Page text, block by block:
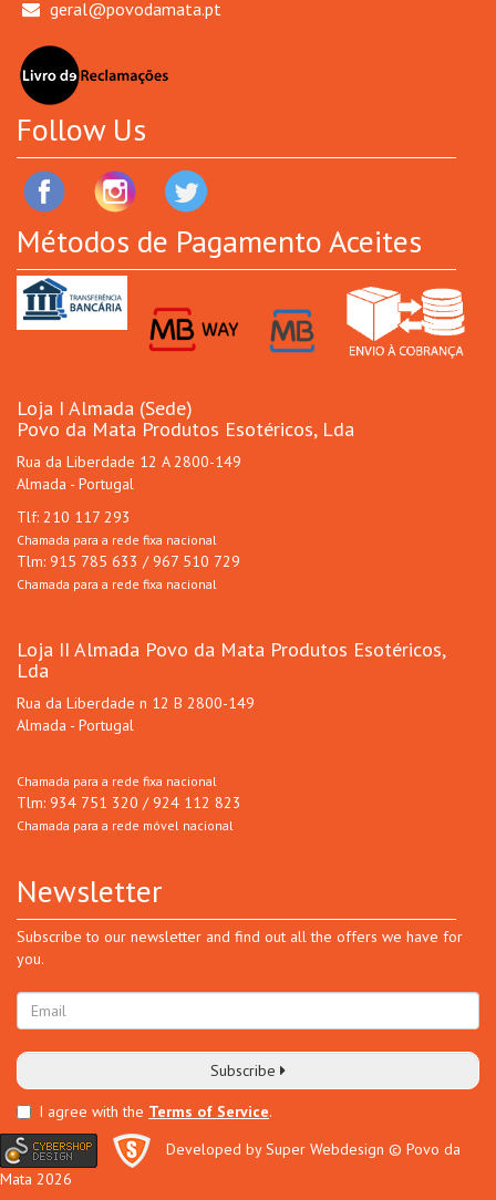
geral@povodamata.pt
Follow Us
Métodos de Pagamento Aceites
Loja I Almada (Sede)
Povo da Mata Produtos Esotéricos, Lda
Rua da Liberdade 12 A 2800-149
Almada - Portugal
Tlf: 210 117 293
Chamada para a rede fixa nacional
Tlm: 915 785 633 / 967 510 729
Chamada para a rede fixa nacional
Loja II Almada Povo da Mata Produtos Esotéricos,
Lda
Rua da Liberdade n 12 B 2800-149
Almada - Portugal
Chamada para a rede fixa nacional
Tlm: 934 751 320 / 924 112 823
Chamada para a rede móvel nacional
Newsletter
Subscribe to our newsletter and find out all the offers we have for
you.
Subscribe
I agree with the Terms of Service.
Developed by Super Webdesign © Povo da
Mata 2026